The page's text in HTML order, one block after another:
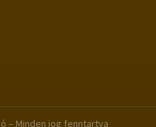
– Minden jog fenntartva